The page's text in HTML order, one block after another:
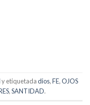
y etiquetadadios,FE,OJOS
,SANTIDAD.